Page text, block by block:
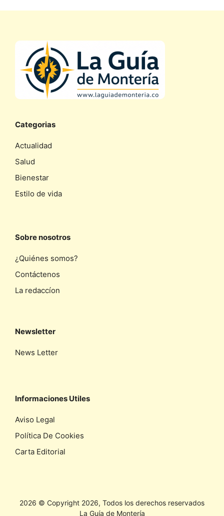
Categorias
Actualidad
Salud
Bienestar
Estilo de vida
Sobre nosotros
¿Quiénes somos?
Contáctenos
La redaccíon
Newsletter
News Letter
Informaciones Utiles
Aviso Legal
Política De Cookies
Carta Editorial
2026 © Copyright 2026, Todos los derechos reservados
La Guía de Montería